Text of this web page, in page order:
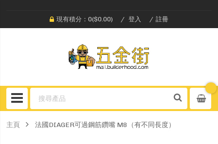
現有積分：0($0.00) 登入 註冊
主頁 法國DIAGER可過鋼筋鑽嘴 M8（有不同長度）